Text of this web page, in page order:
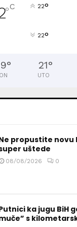
°C 22°
22°
° 21°
UTO
propustite novu
uštede
08/08/2026 0
ka jugu BiH
s